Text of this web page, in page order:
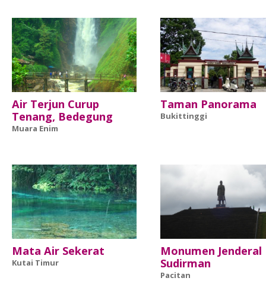
Air Terjun Curup
Tenang, Bedegung
Muara Enim
Taman Panorama
Bukittinggi
Mata Air Sekerat
Kutai Timur
Monumen Jenderal
Sudirman
Pacitan